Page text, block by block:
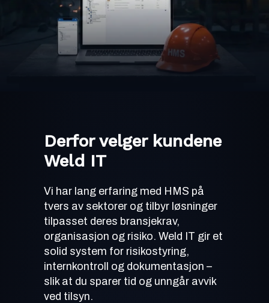
Derfor velger kundene
Weld IT
Vi har lang erfaring med HMS på
tvers av sektorer og tilbyr løsninger
tilpasset deres bransjekrav,
organisasjon og risiko. Weld IT gir et
solid system for risikostyring,
internkontroll og dokumentasjon –
slik at du sparer tid og unngår avvik
ved tilsyn.